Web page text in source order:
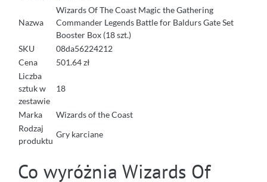
Nazwa
Wizards Of The Coast Magic the Gathering
Commander Legends Battle for Baldurs Gate Set
Booster Box (18 szt.)
SKU
08da56224212
Cena
501.64 zł
Liczba
sztuk w
zestawie
18
Marka
Wizards of the Coast
Rodzaj
produktu
Gry karciane
Co wyróżnia Wizards Of